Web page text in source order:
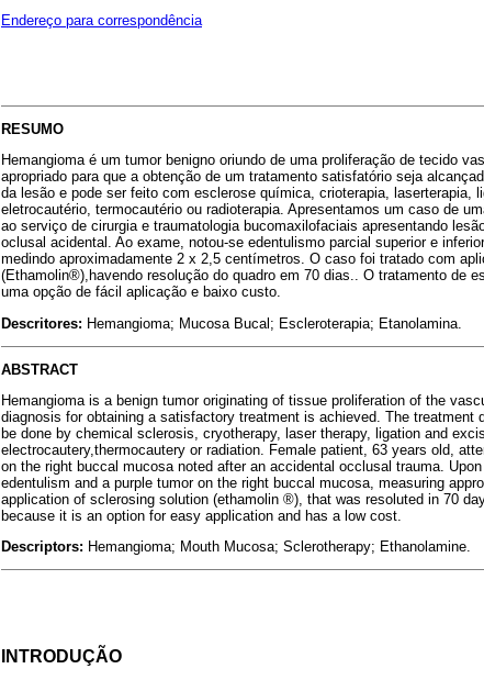
Endereço para correspondência
RESUMO
Hemangioma é um tumor benigno oriundo de uma proliferação de tecido
apropriado para que a obtenção de um tratamento satisfatório seja
da lesão e pode ser feito com esclerose química, crioterapia, laserterapia,
eletrocautério, termocautério ou radioterapia. Apresentamos um caso de
ao serviço de cirurgia e traumatologia bucomaxilofaciais apresentando
oclusal acidental. Ao exame, notou-se edentulismo parcial superior e
medindo aproximadamente 2 x 2,5 centímetros. O caso foi tratado com
(Ethamolin®),havendo resolução do quadro em 70 dias.. O tratamento de
uma opção de fácil aplicação e baixo custo.
Descritores: Hemangioma; Mucosa Bucal; Escleroterapia; Etanolamina.
ABSTRACT
Hemangioma is a benign tumor originating of tissue proliferation of the
diagnosis for obtaining a satisfactory treatment is achieved. The
be done by chemical sclerosis, cryotherapy, laser therapy, ligation and
electrocautery,thermocautery or radiation. Female patient, 63 years old,
on the right buccal mucosa noted after an accidental occlusal trauma.
edentulism and a purple tumor on the right buccal mucosa, measuring
application of sclerosing solution (ethamolin ®), that was resoluted in 70
because it is an option for easy application and has a low cost.
Descriptors: Hemangioma; Mouth Mucosa; Sclerotherapy; Ethanolamine.
INTRODUÇÃO